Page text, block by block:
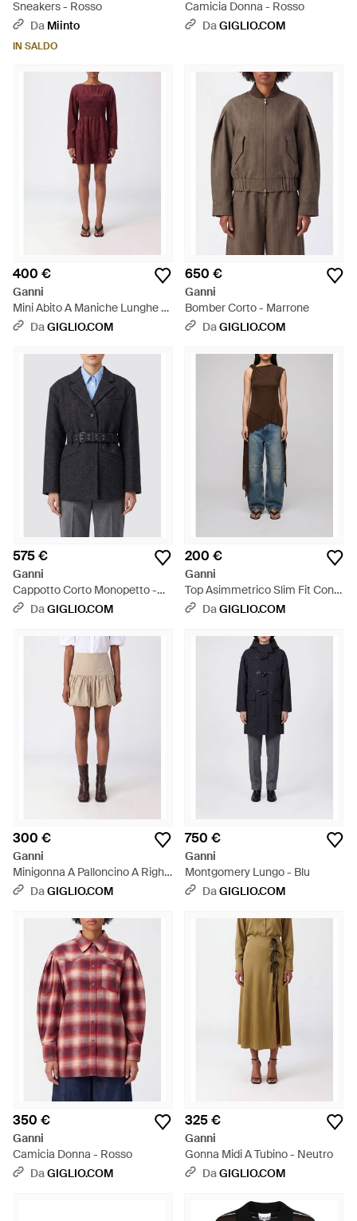
Sneakers - Rosso
Da Miinto
IN SALDO
Camicia Donna - Rosso
DaGIGLIO.COM
400 €
Ganni
Mini Abito A Maniche Lunghe -
Rosso
DaGIGLIO.COM
650 €
Ganni
Bomber Corto - Marrone
DaGIGLIO.COM
575 €
Ganni
Cappotto Corto Monopetto -
Blu DaGIGLIO.COM
200 €
Ganni
Top Asimmetrico Slim Fit Con
Scollatura E Spalline
DaGIGLIO.COM
300 €
Ganni
Minigonna A Palloncino A Righe
- Neutro
DaGIGLIO.COM
750 €
Ganni
Montgomery Lungo - Blu
DaGIGLIO.COM
350 €
Ganni
Camicia Donna - Rosso
DaGIGLIO.COM
325 €
Ganni
Gonna Midi A Tubino - Neutro
DaGIGLIO.COM